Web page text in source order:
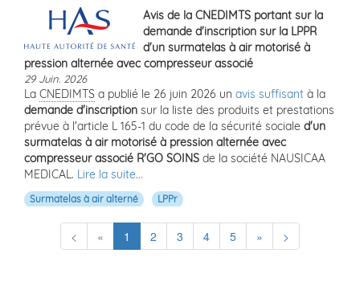
Avis de la CNEDIMTS portant sur la
demande d'inscription sur la LPPR
d'un surmatelas à air motorisé à
pression alternée avec compresseur associé
29 Juin. 2026
La CNEDIMTS a publié le 26 juin 2026 un avis suffisant à la
demande d'inscription sur la liste des produits et prestations
prévue à l'article L 165-1 du code de la sécurité sociale d'un
surmatelas à air motorisé à pression alternée avec
compresseur associé R'GO SOINS de la société NAUSICAA
MEDICAL. Lire la suite...
Surmatelas à air alterné LPPr
< « 1 (current)
2 3 4 5 » >